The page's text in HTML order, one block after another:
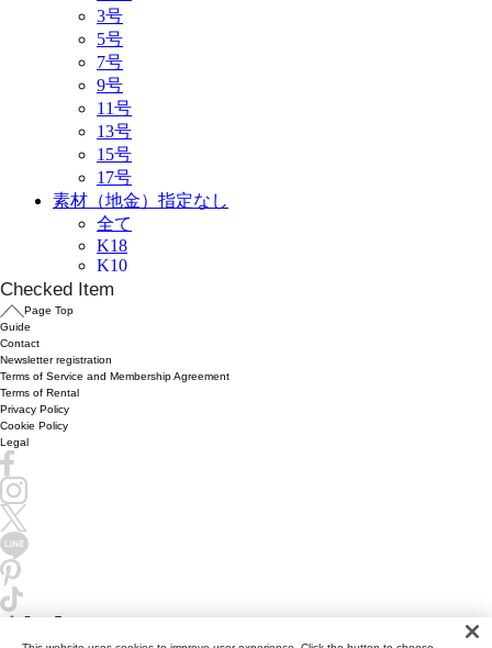
Checked Item
Page Top
Guide
Contact
Newsletter registration
Terms of Service and Membership Agreement
Terms of Rental
Privacy Policy
Cookie Policy
Legal
Page Top